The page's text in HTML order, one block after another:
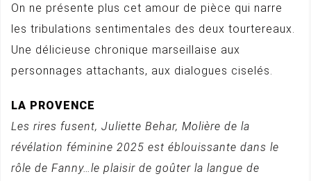
On ne présente plus cet amour de pièce qui narre
les tribulations sentimentales des deux tourtereaux.
Une délicieuse chronique marseillaise aux
personnages attachants, aux dialogues ciselés.
LA PROVENCE
Les rires fusent, Juliette Behar, Molière de la
révélation féminine 2025 est éblouissante dans le
rôle de Fanny…le plaisir de goûter la langue de